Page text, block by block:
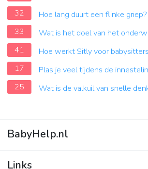
32
Hoe lang duurt een flinke griep?
33
Wat is het doel van het
41
Hoe werkt Sitly voor
17
Plas je veel tijdens de
25
Wat is de valkuil van snelle
BabyHelp.nl
Links